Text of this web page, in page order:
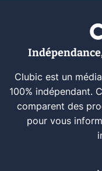
Clubic est un
100% indépendant.
comparent des
pour vous